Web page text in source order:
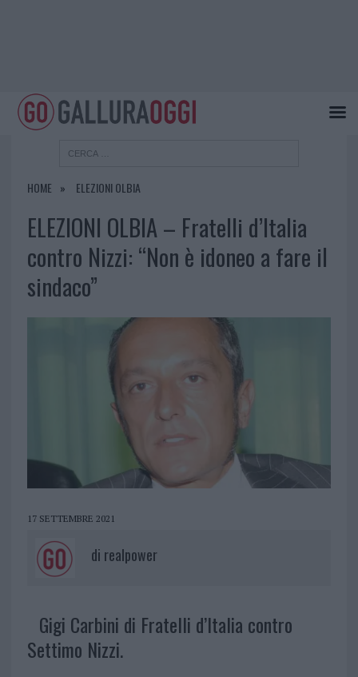
HOME ELEZIONI OLBIA
ELEZIONI OLBIA – Fratelli d’Italia
contro Nizzi: “Non è idoneo a fare il
sindaco”
17 SETTEMBRE 2021
di realpower
Gigi Carbini di Fratelli d’Italia contro
Settimo Nizzi.